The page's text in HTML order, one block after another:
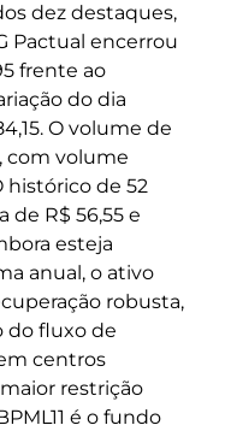
dez destaques,
Pactual encerrou
frente ao
do dia
O volume de
com volume
histórico de 52
R$ 56,55 e
esteja
anual, o ativo
robusta,
do fluxo de
centros
restrição
é o fundo